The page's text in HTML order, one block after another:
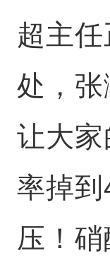
超主
处，
让大家
率掉到
压！